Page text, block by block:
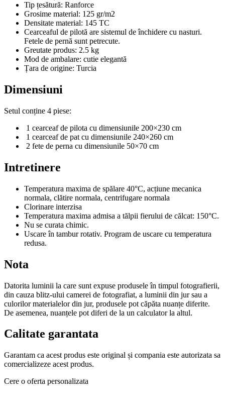
Tip țesătură: Ranforce
Grosime material: 125 gr/m2
Densitate material: 145 TC
Cearceaful de pilotă are sistemul de închidere cu nasturi.
Fetele de pernă sunt petrecute.
Greutate produs: 2.5 kg
Mod de ambalare: cutie elegantă
Țara de origine: Turcia
Dimensiuni
Setul conține 4 piese:
1 cearceaf de pilota cu dimensiunile 200×230 cm
1 cearceaf de pat cu dimensiunile 240×260 cm
2 fete de perna cu dimensiunile 50×70 cm
Intretinere
Temperatura maxima de spălare 40°C, acțiune mecanica
normala, clătire normala, centrifugare normala
Clorinare interzisa
Temperatura maxima admisa a tălpii fierului de călcat: 150°C.
Nu se curata chimic.
Uscare în tambur rotativ. Program de uscare cu temperatura
redusa.
Nota
Datorita luminii la care sunt expuse produsele în timpul fotografierii,
din cauza blitz-ului camerei de fotografiat, a luminii din jur sau a
culorilor materialelor din jur, produsele pot căpăta nuanțe diferite.
De asemenea, nuanțele pot diferi de la un calculator la altul.
Calitate garantata
Garantam ca acest produs este original și compania este autorizata sa
comercializeze acest produs.
Cere o oferta personalizata